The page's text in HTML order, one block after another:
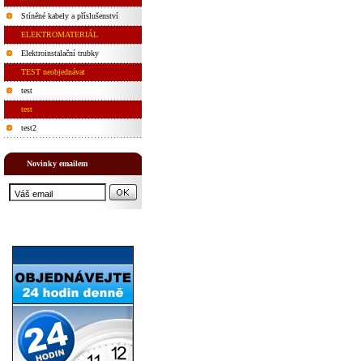
Stíněné kabely a příslušenství
ELEKTROMATERIÁL
Elektroinstalační trubky
TEST neobjednávat
test
test
test2
Novinky emailem